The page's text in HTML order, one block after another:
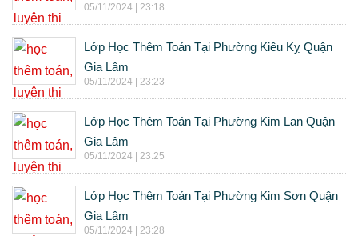
05/11/2024 | 23:18
Lớp Học Thêm Toán Tại Phường Kiêu Kỵ Quận
Gia Lâm
05/11/2024 | 23:23
Lớp Học Thêm Toán Tại Phường Kim Lan Quận
Gia Lâm
05/11/2024 | 23:25
Lớp Học Thêm Toán Tại Phường Kim Sơn Quận
Gia Lâm
05/11/2024 | 23:28